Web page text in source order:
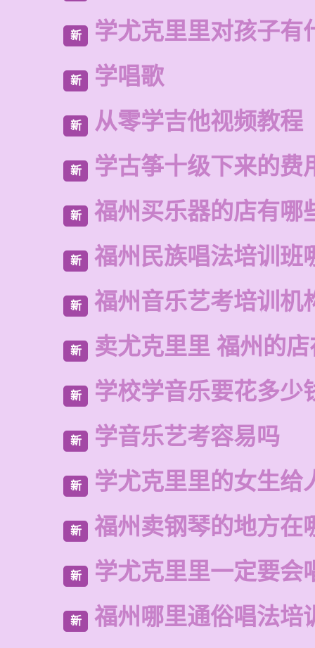
新 学尤克里里对孩子有
新 学唱歌
新 从零学吉他视频教程
新 学古筝十级下来的费
新 福州买乐器的店有哪
新 福州民族唱法培训班
新 福州音乐艺考培训机
新 卖尤克里里 福州的
新 学校学音乐要花多少
新 学音乐艺考容易吗
新 学尤克里里的女生给
新 福州卖钢琴的地方在
新 学尤克里里一定要会
新 福州哪里通俗唱法培